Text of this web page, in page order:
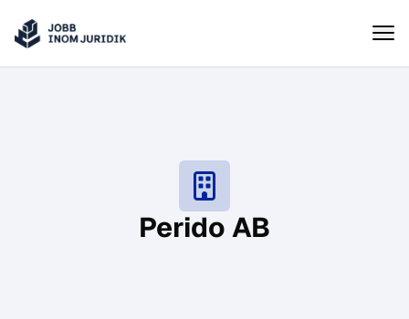
Hoppa till innehåll
Jobbinomjuridik
Perido AB